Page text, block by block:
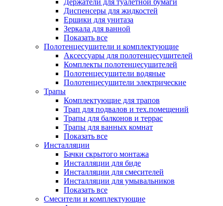
Держатели для туалетной бумаги
Диспенсеры для жидкостей
Ершики для унитаза
Зеркала для ванной
Показать все
Полотенцесушители и комплектующие
Аксессуары для полотенцесушителей
Комплекты полотенцесушителей
Полотенцесушители водяные
Полотенцесушители электрические
Трапы
Комплектующие для трапов
Трап для подвалов и тех.помещений
Трапы для балконов и террас
Трапы для ванных комнат
Показать все
Инсталляции
Бачки скрытого монтажа
Инсталляции для биде
Инсталляции для смесителей
Инсталляции для умывальников
Показать все
Смесители и комплектующие